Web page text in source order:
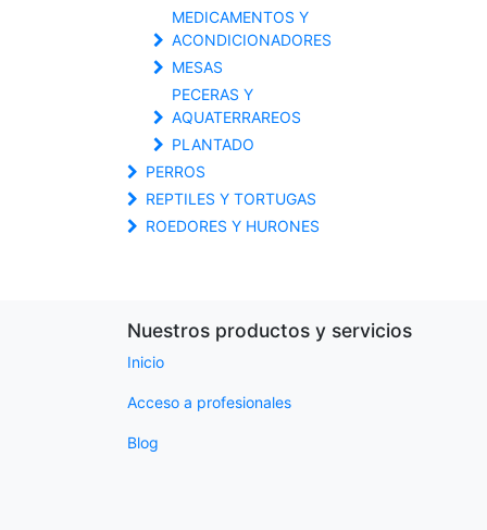
MEDICAMENTOS Y
ACONDICIONADORES
MESAS
PECERAS Y
AQUATERRAREOS
PLANTADO
PERROS
REPTILES Y TORTUGAS
ROEDORES Y HURONES
Nuestros productos y servicios
Inicio
Acceso a profesionales
Blog